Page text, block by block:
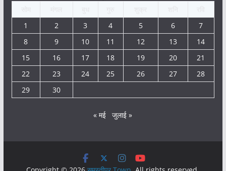
1
2 3 4 5 6
7
8
9 10 11 12 13
14
15
16 17 18 19 20
21
22
23 24 25 26 27
28
29
30
« मई जुलाई »